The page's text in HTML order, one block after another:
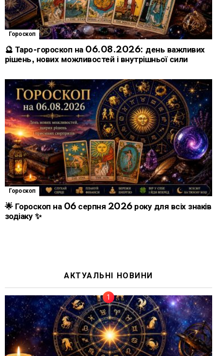
Гороскоп
🔮 Таро-гороскоп на 06.08.2026: день важливих
рішень, нових можливостей і внутрішньої сили
Гороскоп
🌟 Гороскоп на 06 серпня 2026 року для всіх знаків
зодіаку ✨
АКТУАЛЬНІ НОВИНИ